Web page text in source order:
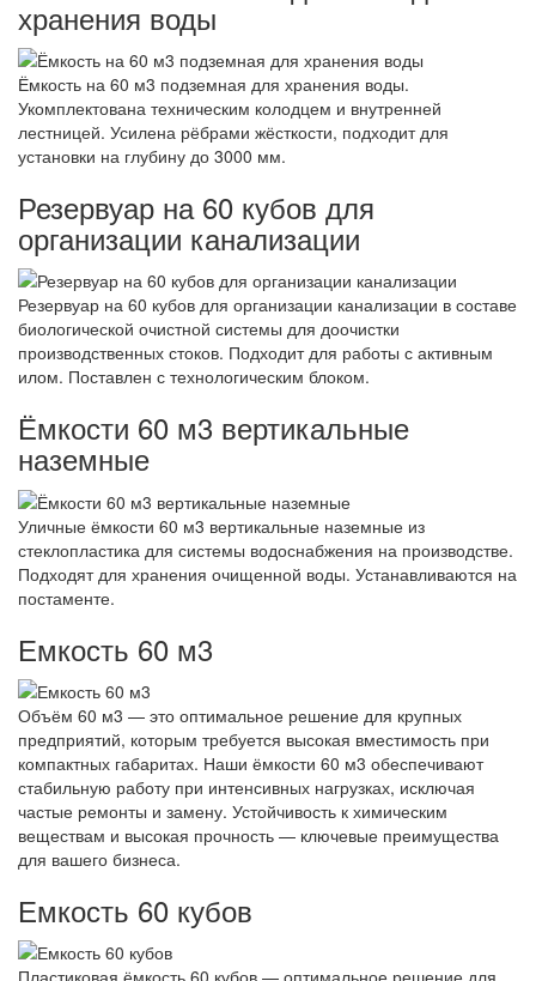
хранения воды
Ёмкость на 60 м3 подземная для хранения воды.
Укомплектована техническим колодцем и внутренней
лестницей. Усилена рёбрами жёсткости, подходит для
установки на глубину до 3000 мм.
Резервуар на 60 кубов для
организации канализации
Резервуар на 60 кубов для организации канализации в составе
биологической очистной системы для доочистки
производственных стоков. Подходит для работы с активным
илом. Поставлен с технологическим блоком.
Ёмкости 60 м3 вертикальные
наземные
Уличные ёмкости 60 м3 вертикальные наземные из
стеклопластика для системы водоснабжения на производстве.
Подходят для хранения очищенной воды. Устанавливаются на
постаменте.
Емкость 60 м3
Объём 60 м3 — это оптимальное решение для крупных
предприятий, которым требуется высокая вместимость при
компактных габаритах. Наши ёмкости 60 м3 обеспечивают
стабильную работу при интенсивных нагрузках, исключая
частые ремонты и замену. Устойчивость к химическим
веществам и высокая прочность — ключевые преимущества
для вашего бизнеса.
Емкость 60 кубов